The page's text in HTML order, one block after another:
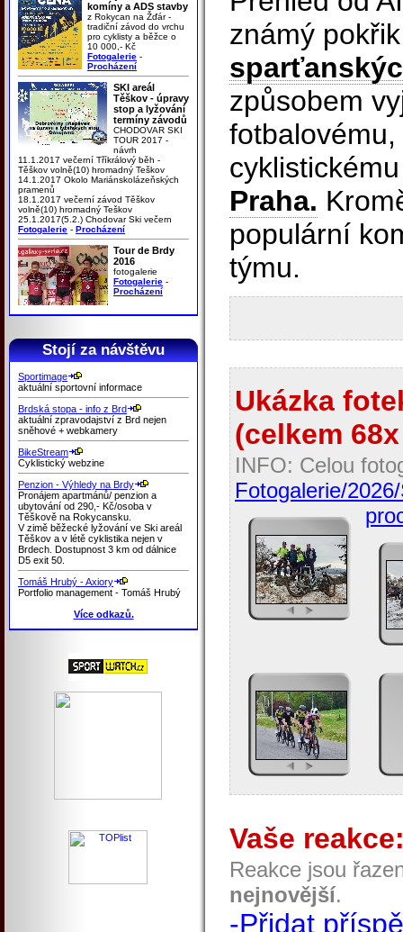
komíny a ADS stavby
z Rokycan na Žďár -
tradiční závod do vrchu
pro cyklisty a běžce o
10 000,- Kč
Fotogalerie -
Procházení
SKI areál
Těškov - úpravy
stop a lyžování
termíny závodů
CHODOVAR SKI
TOUR 2017 -
návrh
11.1.2017 večerní Tříkrálový běh -
Těškov volně(10) hromadný Teškov
14.1.2017 Okolo Mariánskolázeňských
pramenů
18.1.2017 večerní závod Těškov
volně(10) hromadný Teškov
25.1.2017(5.2.) Chodovar Ski večern
Fotogalerie - Procházení
Tour de Brdy
2016
fotogalerie
Fotogalerie -
Procházení
Stojí za návštěvu
Sportimage
aktuální sportovní informace
Brdská stopa - info z Brd
aktuální zpravodajství z Brd nejen
sněhové + webkamery
BikeStream
Cyklistický webzine
Penzion - Výhledy na Brdy
Pronájem apartmánů/ penzion a
ubytování od 290,- Kč/osoba v
Těškově na Rokycansku.
V zimě běžecké lyžování ve Ski areál
Těškov a v létě cyklistika nejen v
Brdech. Dostupnost 3 km od dálnice
D5 exit 50.
Tomáš Hrubý - Axiory
Portfolio management - Tomáš Hrubý
Více odkazů.
známý
způsobem
Praha.
populární
týmu.
Ukázka
(celkem
INFO: Celou
Fotogalerie/
Vaše
Reakce jsou
nejnovější.
-Přidat